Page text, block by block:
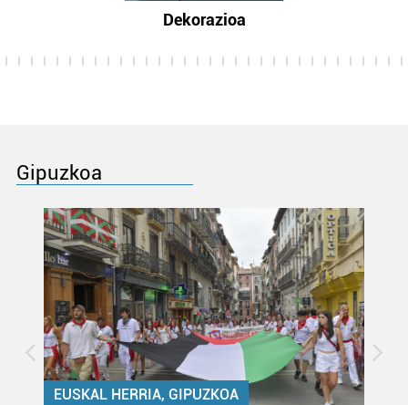
Dekorazioa
Gipuzkoa
EUSKAL HERRIA, GIPUZKOA